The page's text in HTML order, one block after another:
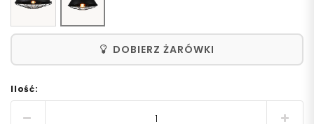
DOBIERZ ŻARÓWKI
Ilość: